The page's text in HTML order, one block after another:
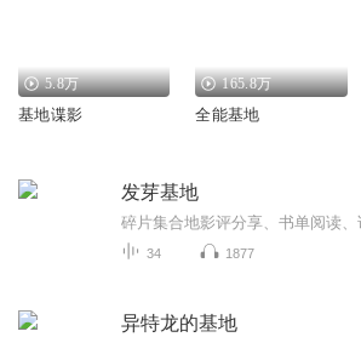
5.8万
基地谍影
165.8万
全能基地
发芽基地
34 1877
异特龙的基地